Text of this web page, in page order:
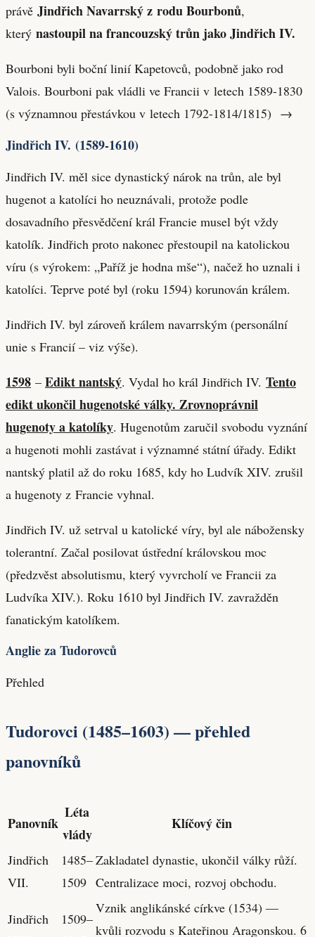
právě Jindřich Navarrský z rodu Bourbonů,
který nastoupil na francouzský trůn jako Jindřich IV.
Bourboni byli boční linií Kapetovců, podobně jako rod
Valois. Bourboni pak vládli ve Francii v letech 1589-1830
(s významnou přestávkou v letech 1792-1814/1815) →
Jindřich IV. (1589-1610)
Jindřich IV. měl sice dynastický nárok na trůn, ale byl
hugenot a katolíci ho neuznávali, protože podle
dosavadního přesvědčení král Francie musel být vždy
katolík. Jindřich proto nakonec přestoupil na katolickou
víru (s výrokem: „Paříž je hodna mše“), načež ho uznali i
katolíci. Teprve poté byl (roku 1594) korunován králem.
Jindřich IV. byl zároveň králem navarrským (personální
unie s Francií – viz výše).
1598 – Edikt nantský. Vydal ho král Jindřich IV. Tento
edikt ukončil hugenotské války. Zrovnoprávnil
hugenoty a katolíky. Hugenotům zaručil svobodu vyznání
a hugenoti mohli zastávat i významné státní úřady. Edikt
nantský platil až do roku 1685, kdy ho Ludvík XIV. zrušil
a hugenoty z Francie vyhnal.
Jindřich IV. už setrval u katolické víry, byl ale nábožensky
tolerantní. Začal posilovat ústřední královskou moc
(předzvěst absolutismu, který vyvrcholí ve Francii za
Ludvíka XIV.). Roku 1610 byl Jindřich IV. zavražděn
fanatickým katolíkem.
Anglie za Tudorovců
Přehled
Tudorovci (1485–1603) — přehled
panovníků
Panovník
Léta
vlády
Klíčový čin
Jindřich
VII.
1485–
1509
Zakladatel dynastie, ukončil války růží.
Centralizace moci, rozvoj obchodu.
Jindřich
1509–
Vznik anglikánské církve (1534) —
kvůli rozvodu s Kateřinou Aragonskou. 6